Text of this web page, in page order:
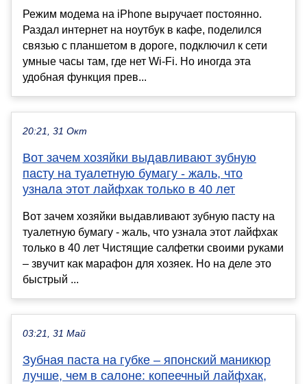
Режим модема на iPhone выручает постоянно.
Раздал интернет на ноутбук в кафе, поделился
связью с планшетом в дороге, подключил к сети
умные часы там, где нет Wi-Fi. Но иногда эта
удобная функция прев...
20:21, 31 Окт
Вот зачем хозяйки выдавливают зубную
пасту на туалетную бумагу - жаль, что
узнала этот лайфхак только в 40 лет
Вот зачем хозяйки выдавливают зубную пасту на
туалетную бумагу - жаль, что узнала этот лайфхак
только в 40 лет Чистящие салфетки своими руками
– звучит как марафон для хозяек. Но на деле это
быстрый ...
03:21, 31 Май
Зубная паста на губке – японский маникюр
лучше, чем в салоне: копеечный лайфхак,